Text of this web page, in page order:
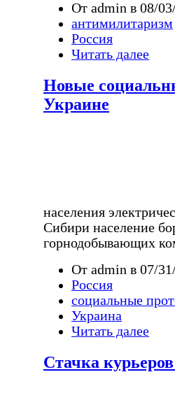
От admin в 08/
антимилитаризм
Россия
Читать далее
Новые
Украине
населения
Сибири население
горнодобывающих
От admin в 07/
Россия
социальные
Украина
Читать далее
Стачка